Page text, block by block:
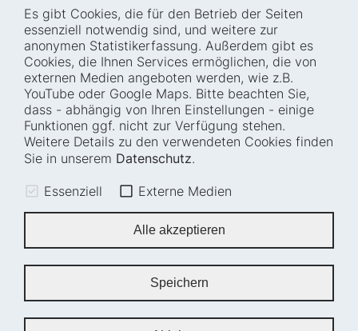
Es gibt Cookies, die für den Betrieb der Seiten
essenziell notwendig sind, und weitere zur
anonymen Statistikerfassung. Außerdem gibt es
Cookies, die Ihnen Services ermöglichen, die von
externen Medien angeboten werden, wie z.B.
YouTube oder Google Maps. Bitte beachten Sie,
dass - abhängig von Ihren Einstellungen - einige
Funktionen ggf. nicht zur Verfügung stehen.
Weitere Details zu den verwendeten Cookies finden
Sie in unserem Datenschutz.
Essenziell Externe Medien
Alle akzeptieren
Speichern
Startseite
Wer wir sind
Wie wir arbeiten
Projekte
Fellowships
Karriere
Blog
Presse
Termine
Barrierefreiheit
Transparenz
Glossar
Anfahrt und
Leichte Sprache
Gebärdensprache
Impressum
Sitemap
Cookie-Einstellungen